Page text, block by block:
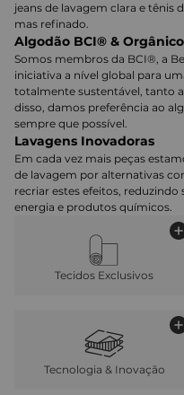
jeans de lavagem clara e tênis
mas refinado.
Algodão BCI® & Orgânico
Somos membros da BCI®, a
iniciativa a nível global para
totalmente sustentável, tanto
disso, damos preferência ao
sempre que possível.
Lavagens Inovadoras
Em cada vez mais peças
de lavagem por alternativas
recriar estes efeitos,
energia e produtos químicos.
Tecidos Exclusivos
Tecnologia & Inovação